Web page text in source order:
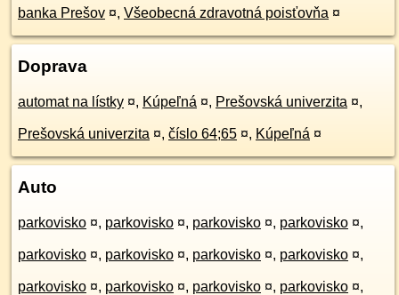
banka Prešov ¤, Všeobecná zdravotná poisťovňa ¤
Doprava
automat na lístky ¤, Kúpeľná ¤, Prešovská univerzita ¤,
Prešovská univerzita ¤, číslo 64;65 ¤, Kúpeľná ¤
Auto
parkovisko ¤, parkovisko ¤, parkovisko ¤, parkovisko ¤,
parkovisko ¤, parkovisko ¤, parkovisko ¤, parkovisko ¤,
parkovisko ¤, parkovisko ¤, parkovisko ¤, parkovisko ¤,